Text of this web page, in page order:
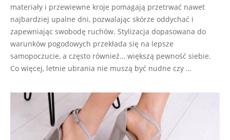
materiały i przewiewne kroje pomagają przetrwać nawet
najbardziej upalne dni, pozwalając skórze oddychać i
zapewniając swobodę ruchów. Stylizacja dopasowana do
warunków pogodowych przekłada się na lepsze
samopoczucie, a często również… większą pewność siebie.
Co więcej, letnie ubrania nie muszą być nudne czy …